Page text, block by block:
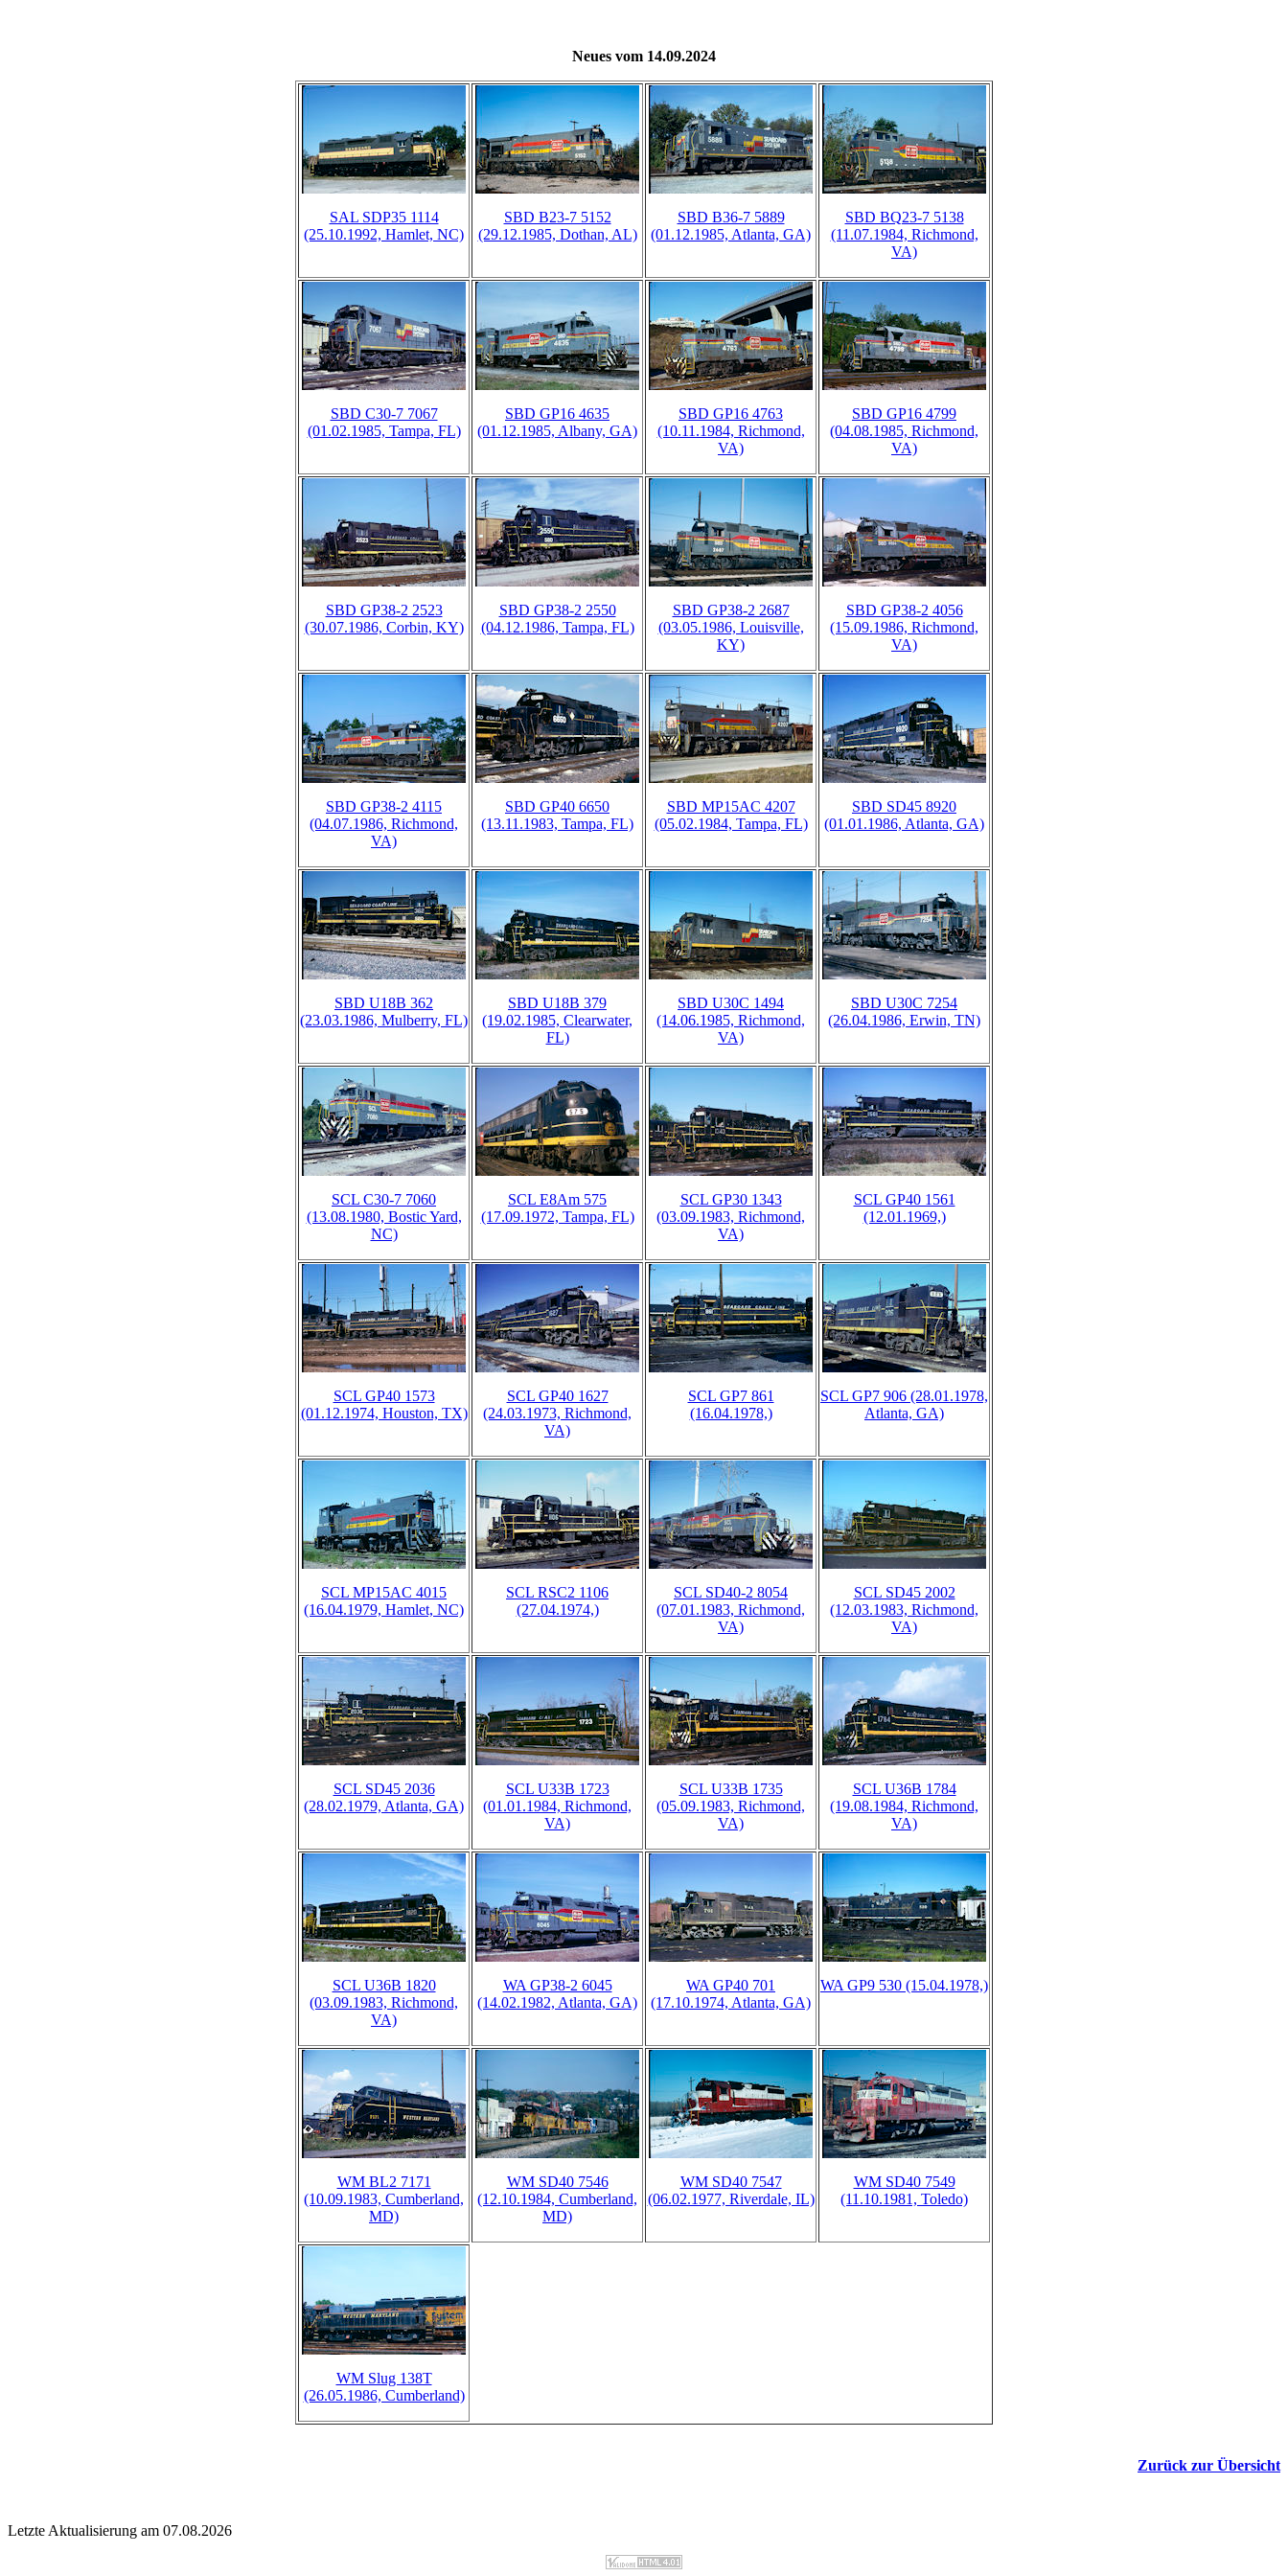
Neues vom 14.09.2024
SAL SDP35 1114
(25.10.1992, Hamlet, NC)
SBD B23-7 5152
(29.12.1985, Dothan, AL)
SBD B36-7 5889
(01.12.1985, Atlanta, GA)
SBD BQ23-7 5138
(11.07.1984, Richmond,
VA)
SBD C30-7 7067
(01.02.1985, Tampa, FL)
SBD GP16 4635
(01.12.1985, Albany, GA)
SBD GP16 4763
(10.11.1984, Richmond,
VA)
SBD GP16 4799
(04.08.1985, Richmond,
VA)
SBD GP38-2 2523
(30.07.1986, Corbin, KY)
SBD GP38-2 2550
(04.12.1986, Tampa, FL)
SBD GP38-2 2687
(03.05.1986, Louisville,
KY)
SBD GP38-2 4056
(15.09.1986, Richmond,
VA)
SBD GP38-2 4115
(04.07.1986, Richmond,
VA)
SBD GP40 6650
(13.11.1983, Tampa, FL)
SBD MP15AC 4207
(05.02.1984, Tampa, FL)
SBD SD45 8920
(01.01.1986, Atlanta, GA)
SBD U18B 362
(23.03.1986, Mulberry, FL)
SBD U18B 379
(19.02.1985, Clearwater,
FL)
SBD U30C 1494
(14.06.1985, Richmond,
VA)
SBD U30C 7254
(26.04.1986, Erwin, TN)
SCL C30-7 7060
(13.08.1980, Bostic Yard,
NC)
SCL E8Am 575
(17.09.1972, Tampa, FL)
SCL GP30 1343
(03.09.1983, Richmond,
VA)
SCL GP40 1561
(12.01.1969,)
SCL GP40 1573
(01.12.1974, Houston, TX)
SCL GP40 1627
(24.03.1973, Richmond,
VA)
SCL GP7 861
(16.04.1978,)
SCL GP7 906 (28.01.1978,
Atlanta, GA)
SCL MP15AC 4015
(16.04.1979, Hamlet, NC)
SCL RSC2 1106
(27.04.1974,)
SCL SD40-2 8054
(07.01.1983, Richmond,
VA)
SCL SD45 2002
(12.03.1983, Richmond,
VA)
SCL SD45 2036
(28.02.1979, Atlanta, GA)
SCL U33B 1723
(01.01.1984, Richmond,
VA)
SCL U33B 1735
(05.09.1983, Richmond,
VA)
SCL U36B 1784
(19.08.1984, Richmond,
VA)
SCL U36B 1820
(03.09.1983, Richmond,
VA)
WA GP38-2 6045
(14.02.1982, Atlanta, GA)
WA GP40 701
(17.10.1974, Atlanta, GA)
WA GP9 530 (15.04.1978,)
WM BL2 7171
(10.09.1983, Cumberland,
MD)
WM SD40 7546
(12.10.1984, Cumberland,
MD)
WM SD40 7547
(06.02.1977, Riverdale, IL)
WM SD40 7549
(11.10.1981, Toledo)
WM Slug 138T
(26.05.1986, Cumberland)
Zurück zur Übersicht
Letzte Aktualisierung am 07.08.2026